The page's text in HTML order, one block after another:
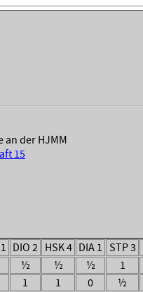
an der HJMM
15
DIO 2 HSK 4 DIA 1 STP 3
½ ½ ½ 1
1 1 0 ½